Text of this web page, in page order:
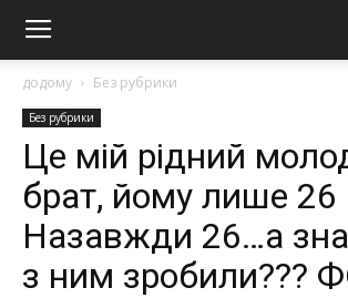
додому Без рубрики
Без рубрики
Це мій рідний
брат, йому лише 26
Назавжди 26…а
з ним зробили???